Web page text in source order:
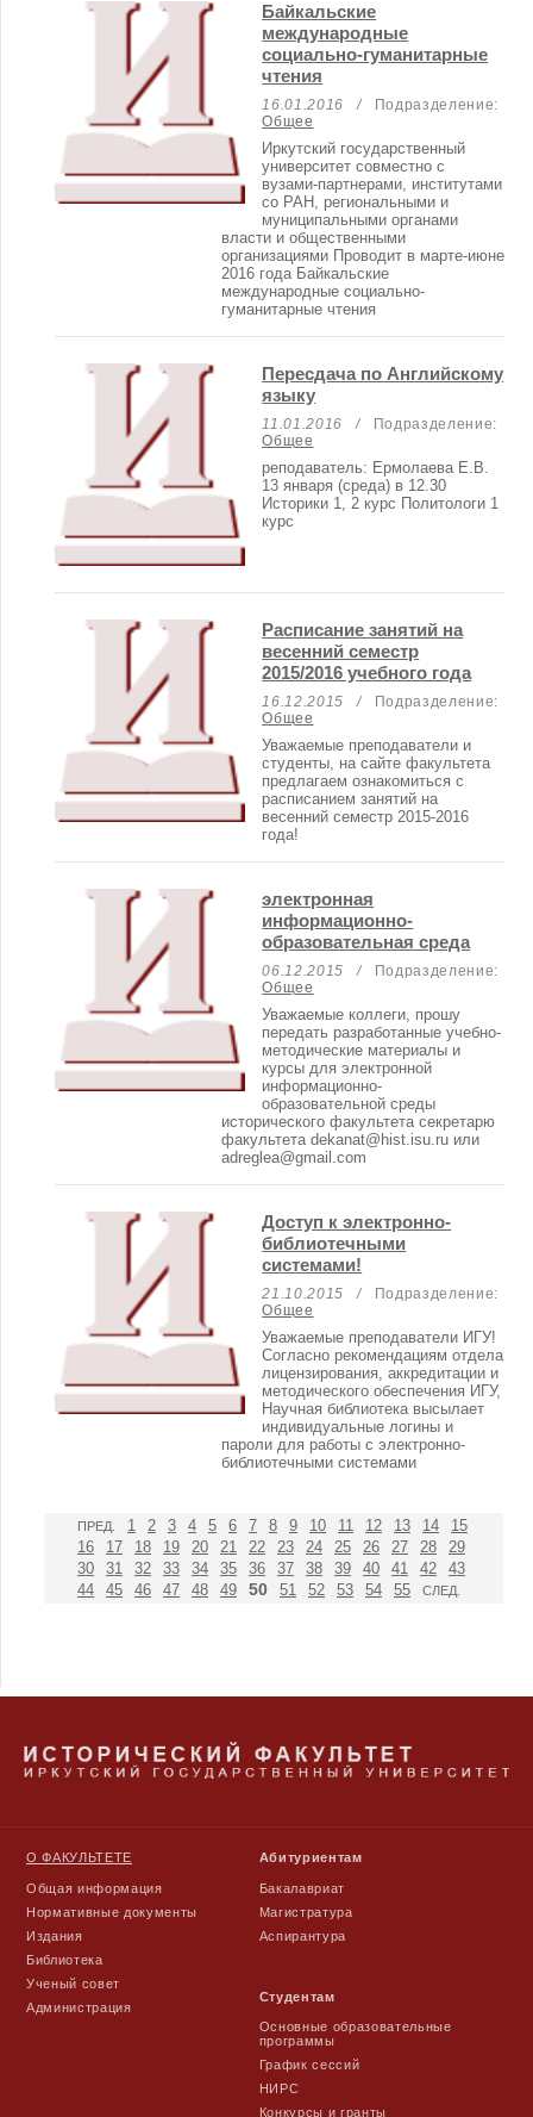
Байкальские
международные
социально-гуманитарные
чтения
16.01.2016 /Подразделение:
Общее
Иркутский государственный
университет совместно с
вузами-партнерами, институтами
со РАН, региональными и
муниципальными органами
власти и общественными
организациями Проводит в марте-июне
2016 года Байкальские
международные социально-
гуманитарные чтения
Пересдача по Английскому
языку
11.01.2016 /Подразделение:
Общее
реподаватель: Ермолаева Е.В.
13 января (среда) в 12.30
Историки 1, 2 курс Политологи 1
курс
Расписание занятий на
весенний семестр
2015/2016 учебного года
16.12.2015 /Подразделение:
Общее
Уважаемые преподаватели и
студенты, на сайте факультета
предлагаем ознакомиться с
расписанием занятий на
весенний семестр 2015-2016
года!
электронная
информационно-
образовательная среда
06.12.2015 /Подразделение:
Общее
Уважаемые коллеги, прошу
передать разработанные учебно-
методические материалы и
курсы для электронной
информационно-
образовательной среды
исторического факультета секретарю
факультета dekanat@hist.isu.ru или
adreglea@gmail.com
Доступ к электронно-
библиотечными
системами!
21.10.2015 /Подразделение:
Общее
Уважаемые преподаватели ИГУ!
Согласно рекомендациям отдела
лицензирования, аккредитации и
методического обеспечения ИГУ,
Научная библиотека высылает
индивидуальные логины и
пароли для работы с электронно-
библиотечными системами
ПРЕД. 1 2 3 4 5 6 7 8 9 10 11 12 13 14
15
16
17 18 19 20 21 22 23 24 25 26 27 28
29
30
31 32 33 34 35 36 37 38 39 40 41 42
43
44
45 46 47 48 49 50 51 52 53 54 55 СЛЕД.
О ФАКУЛЬТЕТЕ
Общая информация
Нормативные документы
Издания
Библиотека
Ученый совет
Администрация
Абитуриентам
Бакалавриат
Магистратура
Аспирантура
Студентам
Основные образовательные
программы
График сессий
НИРС
Конкурсы и гранты